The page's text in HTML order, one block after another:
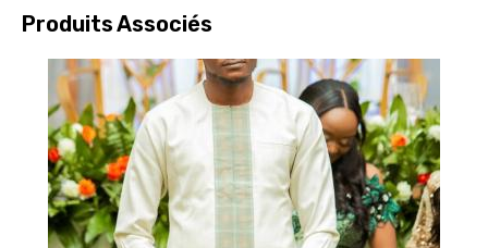
Produits Associés